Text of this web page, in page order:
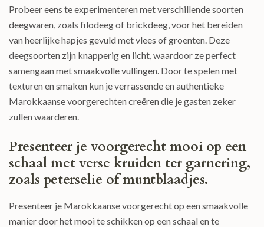
Probeer eens te experimenteren met verschillende soorten
deegwaren, zoals filodeeg of brickdeeg, voor het bereiden
van heerlijke hapjes gevuld met vlees of groenten. Deze
deegsoorten zijn knapperig en licht, waardoor ze perfect
samengaan met smaakvolle vullingen. Door te spelen met
texturen en smaken kun je verrassende en authentieke
Marokkaanse voorgerechten creëren die je gasten zeker
zullen waarderen.
Presenteer je voorgerecht mooi op een
schaal met verse kruiden ter garnering,
zoals peterselie of muntblaadjes.
Presenteer je Marokkaanse voorgerecht op een smaakvolle
manier door het mooi te schikken op een schaal en te